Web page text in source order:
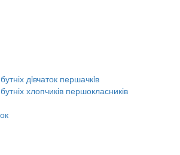
дiвчаток першачкiв
хлопчиків першокласників